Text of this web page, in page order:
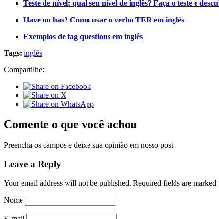
Teste de nível: qual seu nível de inglês? Faça o teste e
Have ou has? Como usar o verbo TER em inglês
Exemplos de tag questions em inglês
Tags: inglês
Compartilhe:
Comente o que você achou
Preencha os campos e deixe sua opinião em nosso post
Leave a Reply
Your email address will not be published. Required fields are marked
Nome